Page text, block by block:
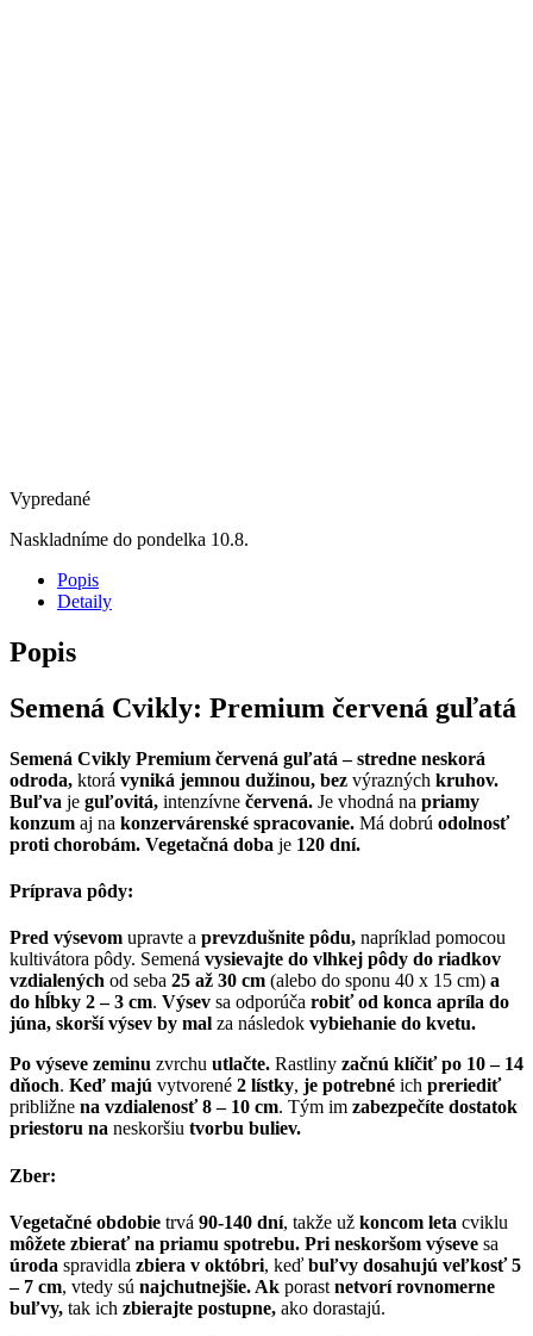
Vypredané
Naskladníme do pondelka 10.8.
Popis
Detaily
Popis
Semená Cvikly: Premium červená guľatá
Semená Cvikly Premium červená guľatá – stredne neskorá
odroda, ktorá vyniká jemnou dužinou, bez výrazných kruhov.
Buľva je guľovitá, intenzívne červená. Je vhodná na priamy
konzum aj na konzervárenské spracovanie. Má dobrú odolnosť
proti chorobám. Vegetačná doba je 120 dní.
Príprava pôdy:
Pred výsevom upravte a prevzdušnite pôdu, napríklad pomocou
kultivátora pôdy. Semená vysievajte do vlhkej pôdy do riadkov
vzdialených od seba 25 až 30 cm (alebo do sponu 40 x 15 cm) a
do hĺbky 2 – 3 cm. Výsev sa odporúča robiť od konca apríla do
júna, skorší výsev by mal za následok vybiehanie do kvetu.
Po výseve zeminu zvrchu utlačte. Rastliny začnú klíčiť po 10 – 14
dňoch. Keď majú vytvorené 2 lístky, je potrebné ich preriediť
približne na vzdialenosť 8 – 10 cm. Tým im zabezpečíte dostatok
priestoru na neskoršiu tvorbu buliev.
Zber:
Vegetačné obdobie trvá 90-140 dní, takže už koncom leta cviklu
môžete zbierať na priamu spotrebu. Pri neskoršom výseve sa
úroda spravidla zbiera v októbri, keď buľvy dosahujú veľkosť 5
– 7 cm, vtedy sú najchutnejšie. Ak porast netvorí rovnomerne
buľvy, tak ich zbierajte postupne, ako dorastajú.